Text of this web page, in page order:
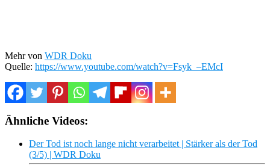
Mehr von WDR Doku
Quelle: https://www.youtube.com/watch?v=Fsyk_–EMcI
Ähnliche Videos:
Der Tod ist noch lange nicht verarbeitet | Stärker als der Tod
(3/5) | WDR Doku